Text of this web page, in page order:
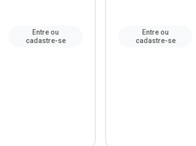
Entre ou
cadastre-se
Entre ou
cadastre-se